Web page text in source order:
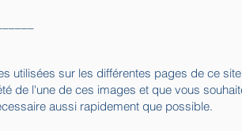
utilisées sur les différentes pages de ce
de l'une de ces images et que vous
aussi rapidement que possible.